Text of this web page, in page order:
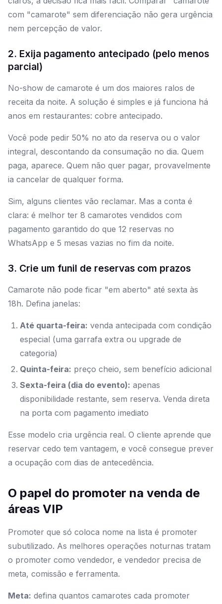
com "camarote" sem diferenciação não gera urgência
nem percepção de valor.
2. Exija pagamento antecipado (pelo menos
parcial)
No-show de camarote é um dos maiores ralos de
receita da noite. A solução é simples e já funciona há
anos em restaurantes: cobre antecipado.
Você pode pedir 50% no ato da reserva ou o valor
integral, descontando da consumação no dia. Quem
paga, aparece. Quem não quer pagar, provavelmente
ia cancelar de qualquer forma.
Sim, alguns clientes vão reclamar. Mas a conta é
clara: é melhor ter 8 camarotes vendidos com
pagamento garantido do que 12 reservas no
WhatsApp e 5 mesas vazias no fim da noite.
3. Crie um funil de reservas com prazos
Camarote não pode ficar "em aberto" até sexta às
18h. Defina janelas:
Até quarta-feira: venda antecipada com condição
especial (uma garrafa extra ou upgrade de
categoria)
Quinta-feira: preço cheio, sem benefício adicional
Sexta-feira (dia do evento): apenas
disponibilidade restante, sem reserva. Venda direta
na porta com pagamento imediato
Esse modelo cria urgência real. O cliente aprende que
reservar cedo tem vantagem, e você consegue prever
a ocupação com dias de antecedência.
O papel do promoter na venda de
áreas VIP
Promoter que só coloca nome na lista é promoter
subutilizado. As melhores operações noturnas tratam
o promoter como vendedor, e vendedor precisa de
meta, comissão e ferramenta.
Meta: defina quantos camarotes cada promoter